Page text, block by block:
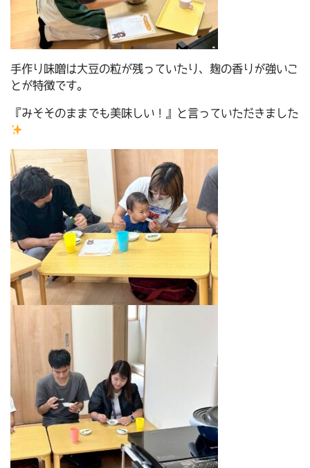
手作り味噌は大豆の粒が残っていたり、麹の香りが強いこ
とが特徴です。
『みそそのままでも美味しい！』と言っていただきました